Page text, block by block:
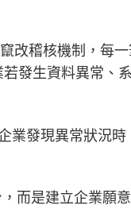
改稽核機制，每
發生資料異常、
業發現異常狀況
而是建立企業願